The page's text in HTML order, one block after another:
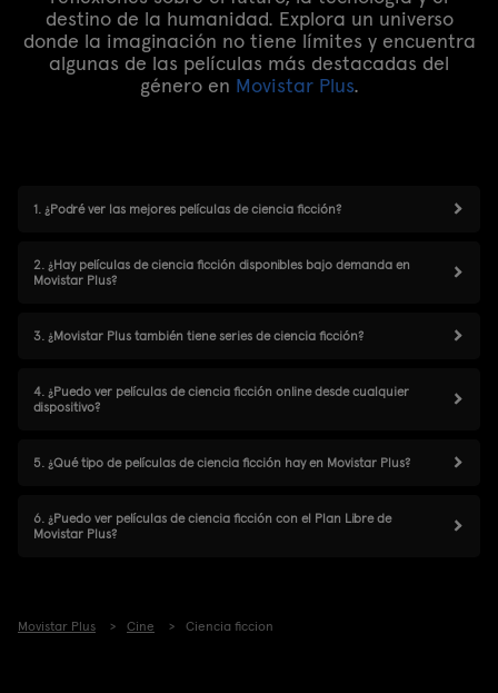
destino de la humanidad. Explora un universo
donde la imaginación no tiene límites y encuentra
algunas de las películas más destacadas del
género en Movistar Plus.
1. ¿Podré ver las mejores películas de ciencia ficción?
2. ¿Hay películas de ciencia ficción disponibles bajo demanda en
Movistar Plus?
3. ¿Movistar Plus también tiene series de ciencia ficción?
4. ¿Puedo ver películas de ciencia ficción online desde cualquier
dispositivo?
5. ¿Qué tipo de películas de ciencia ficción hay en Movistar Plus?
6. ¿Puedo ver películas de ciencia ficción con el Plan Libre de
Movistar Plus?
Movistar Plus Cine Ciencia ficcion